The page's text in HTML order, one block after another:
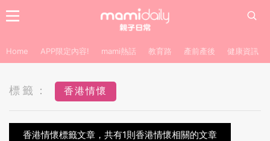
Home APP限定內容! mami熱話 教育路 產前產後 健康資訊
標籤： 香港情懷
香港情懷標籤文章，共有1則香港情懷相關的文章